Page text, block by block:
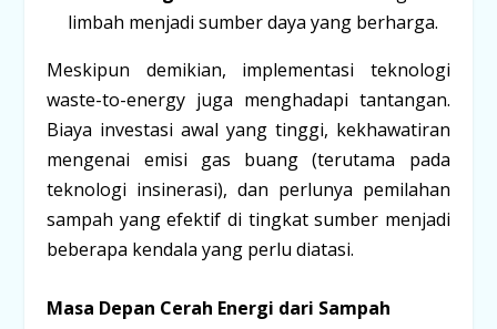
limbah menjadi sumber daya yang berharga.
Meskipun demikian, implementasi teknologi
waste-to-energy juga menghadapi tantangan.
Biaya investasi awal yang tinggi, kekhawatiran
mengenai emisi gas buang (terutama pada
teknologi insinerasi), dan perlunya pemilahan
sampah yang efektif di tingkat sumber menjadi
beberapa kendala yang perlu diatasi.
Masa Depan Cerah Energi dari Sampah